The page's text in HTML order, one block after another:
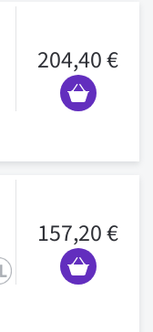
204,40 €
157,20 €